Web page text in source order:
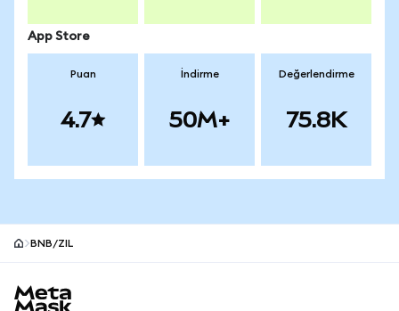
App Store
Puan
4.7
İndirme
50M+
Değerlendirme
75.8K
BNB/ZIL